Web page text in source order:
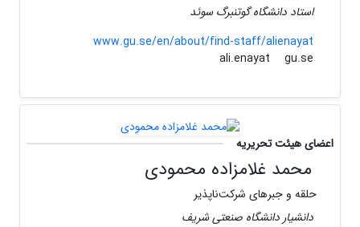
استاد دانشگاه گوتنبرگ سوئد
www.gu.se/en/about/find-staff/alienayat
gu.se
اعضای هیئت تحریریه
محمد غلامزاده محمودی
حلقه و جبرهای شرکت‌ناپذیر
دانشیار دانشگاه صنعتی شریف